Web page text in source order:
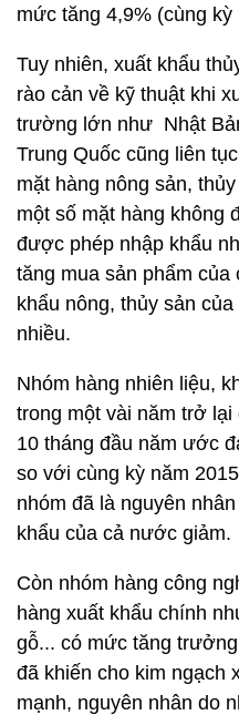
mức tăng 4,9% (cùng
Tuy nhiên, xuất khẩu
rào cản về kỹ thuật khi
trường lớn như Nhật
Trung Quốc cũng liên
mặt hàng nông sản,
một số mặt hàng không
được phép nhập khẩu
tăng mua sản phẩm
khẩu nông, thủy sản
nhiều.
Nhóm hàng nhiên liệu,
trong một vài năm trở lại
10 tháng đầu năm ước
so với cùng kỳ năm
nhóm đã là nguyên
khẩu của cả nước giảm.
Còn nhóm hàng công
hàng xuất khẩu chính
gỗ... có mức tăng
đã khiến cho kim ngạch
mạnh, nguyên nhân do